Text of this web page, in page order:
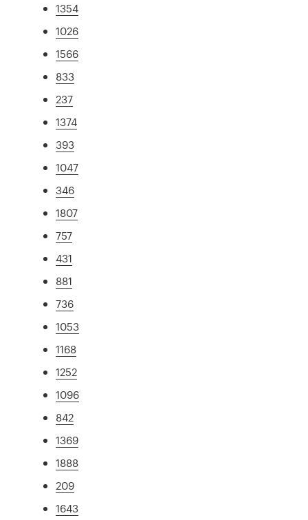
1354
1026
1566
833
237
1374
393
1047
346
1807
757
431
881
736
1053
1168
1252
1096
842
1369
1888
209
1643